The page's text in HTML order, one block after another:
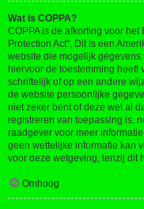
Wat is COPPA?
COPPA is de afkorting voor
Protection Act". Dit is een
website die mogelijk
hiervoor de toestemming heeft
schriftelijk of op een andere
de website persoonlijke
niet zeker bent of deze wet al
registreren van toepassing is,
raadgever voor meer
geen wettelijke informatie kan
voor deze wetgeving, tenzij dit
Omhoog